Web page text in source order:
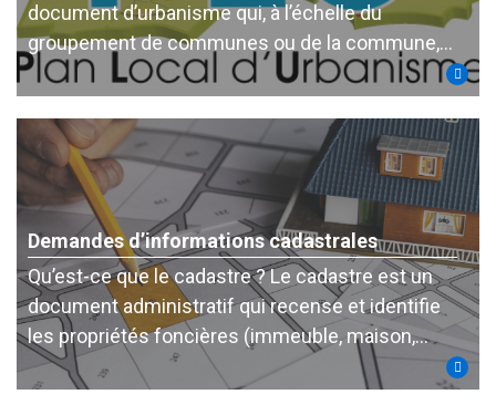
document d’urbanisme qui, à l’échelle du
groupement de communes ou de la commune,…
Demandes d’informations cadastrales
Qu’est-ce que le cadastre ? Le cadastre est un
document administratif qui recense et identifie
les propriétés foncières (immeuble, maison,…